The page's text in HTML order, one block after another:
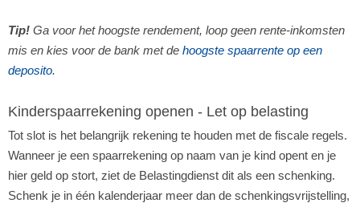
Tip! Ga voor het hoogste rendement, loop geen rente-inkomsten
mis en kies voor de bank met de hoogste spaarrente op een
deposito.
Kinderspaarrekening openen - Let op belasting
Tot slot is het belangrijk rekening te houden met de fiscale regels.
Wanneer je een spaarrekening op naam van je kind opent en je
hier geld op stort, ziet de Belastingdienst dit als een schenking.
Schenk je in één kalenderjaar meer dan de schenkingsvrijstelling,